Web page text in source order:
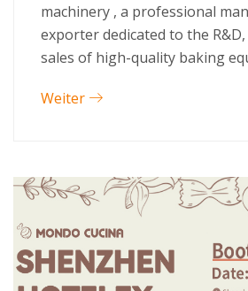
machinery , a professional
exporter dedicated to the
sales of high-quality baking
Weiter